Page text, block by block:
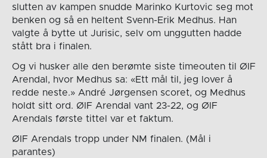
slutten av kampen snudde Marinko Kurtovic seg mot
benken og så en heltent Svenn-Erik Medhus. Han
valgte å bytte ut Jurisic, selv om unggutten hadde
stått bra i finalen.
Og vi husker alle den berømte siste timeouten til ØIF
Arendal, hvor Medhus sa: «Ett mål til, jeg lover å
redde neste.» André Jørgensen scoret, og Medhus
holdt sitt ord. ØIF Arendal vant 23-22, og ØIF
Arendals første tittel var et faktum.
ØIF Arendals tropp under NM finalen. (Mål i
parantes)